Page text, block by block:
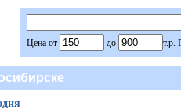
Цена от до т.р.